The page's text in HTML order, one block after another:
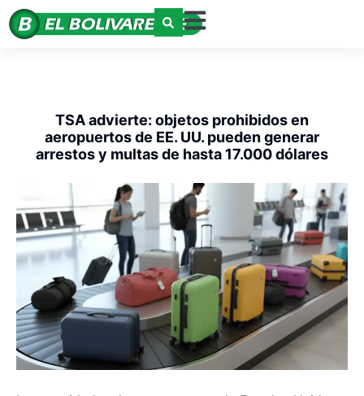
TSA advierte: objetos prohibidos en
aeropuertos de EE. UU. pueden generar
arrestos y multas de hasta 17.000 dólares